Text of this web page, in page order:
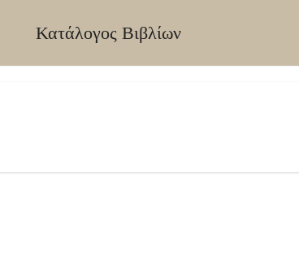
Κατάλογος Βιβλίων